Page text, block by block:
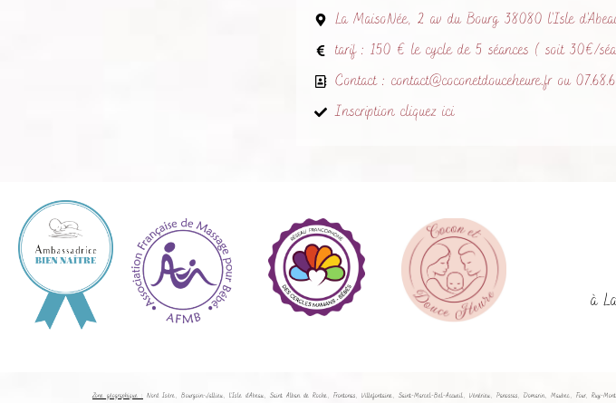
La MaisoNée, 2 av du Bourg 38080 l'Isle
tarif : 150 € le cycle de 5 séances ( soit 30€/
Contact : contact@coconetdouceheure.fr ou
Inscription cliquez ici
à
Zone géographique : Nord Isère, Bourgoin-Jallieu, l’Isle d’Abeau, Saint Alban de Roche, Frontonas, Villefontaine, Saint-Marcel-Bel-Accueil, Vénérieu, Panossas, Domarin, Maubec, Four, Ruy-